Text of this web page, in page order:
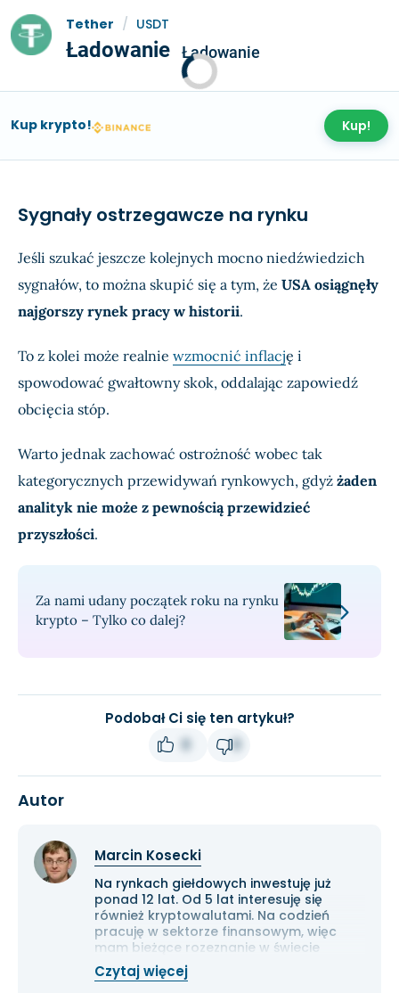
Tether / USDT
Ładowanie Ładowanie
Kup krypto! Kup!
Sygnały ostrzegawcze na rynku
Jeśli szukać jeszcze kolejnych mocno niedźwiedzich
sygnałów, to można skupić się a tym, że USA osiągnęły
najgorszy rynek pracy w historii.
To z kolei może realnie wzmocnić inflację i
spowodować gwałtowny skok, oddalając zapowiedź
obcięcia stóp.
Warto jednak zachować ostrożność wobec tak
kategorycznych przewidywań rynkowych, gdyż żaden
analityk nie może z pewnością przewidzieć
przyszłości.
Za nami udany początek roku na rynku
krypto – Tylko co dalej?
Podobał Ci się ten artykuł?
Autor
Marcin Kosecki
Na rynkach giełdowych inwestuję już
ponad 12 lat. Od 5 lat interesuję się
również kryptowalutami. Na codzień
pracuję w sektorze finansowym, więc
mam bieżące rozeznanie w świecie
gospodarki i ekonomii. Cenię przede
wszystkim solidną analizę
Czytaj więcej